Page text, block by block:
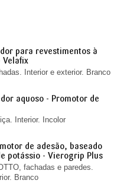
para revestimentos à
Velafix
Interior e exterior. Branco
aquoso - Promotor de
Interior. Incolor
de adesão, baseado
potássio - Vierogrip Plus
fachadas e paredes.
Branco